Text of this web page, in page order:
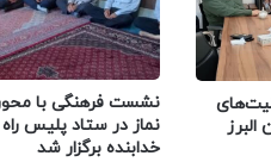
نشست فرهنگی با
نماز در ستاد پلیس
خدابنده برگزار شد